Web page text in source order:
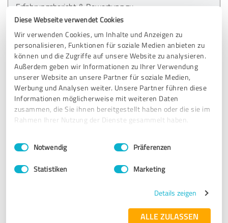
Diese Webseite verwendet Cookies
Wir verwenden Cookies, um Inhalte und Anzeigen zu
personalisieren, Funktionen für soziale Medien anbieten zu
können und die Zugriffe auf unsere Website zu analysieren.
Außerdem geben wir Informationen zu Ihrer Verwendung
unserer Website an unsere Partner für soziale Medien,
Werbung und Analysen weiter. Unsere Partner führen diese
Informationen möglicherweise mit weiteren Daten
zusammen, die Sie ihnen bereitgestellt haben oder die sie im
Rahmen Ihrer Nutzung der Dienste gesammelt haben.
Impressum Datenschutzbestimmungen
Einwilligungsauswahl
Notwendig Präferenzen
Statistiken Marketing
Details zeigen
ALLE ZULASSEN
Erfahrungsbericht & Bewertung zu:
Direkt Express Paycan GmbH
22.05.2023 U.
5,00 von 5
SEHR GUT Empfehlung
Erfahrungsbericht & Bewertung zu: